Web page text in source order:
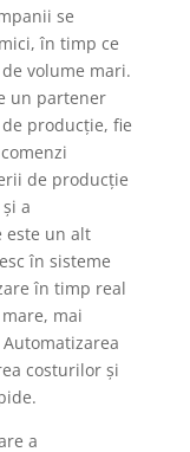
se
în timp ce
volume mari.
un partener
producție, fie
de producție
a
este un alt
în sisteme
în timp real
mai
costurilor și
a